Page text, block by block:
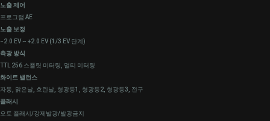
노출 제어
프로그램 AE
노출 보정
−2.0 EV ~ +2.0 EV (1/3 EV 단계)
측광 방식
TTL 256 스플릿 미터링, 멀티 미터링
화이트 밸런스
자동, 맑은날, 흐린날, 형광등1, 형광등2, 형광등3, 전구
플래시
오토 플래시/강제발광/발광금지